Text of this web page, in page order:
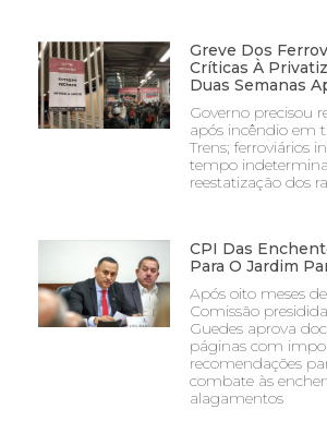
Greve Dos
Críticas À
Duas Semanas
Governo precisou
após incêndio em
Trens; ferroviários
tempo
reestatização dos
CPI Das
Para O Jardim
Após oito meses
Comissão
Guedes aprova
páginas com
recomendações
combate às
alagamentos